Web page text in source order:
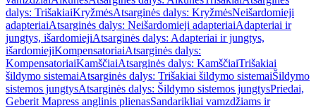
dalys: TrišakiaiKryžmėsAtsarginės dalys: KryžmėsNeišardomieji
adapteriaiAtsarginės dalys: Neišardomieji adapteriaiAdapteriai ir
jungtys, išardomiejiAtsarginės dalys: Adapteriai ir jungtys,
išardomiejiKompensatoriaiAtsarginės dalys:
KompensatoriaiKamščiaiAtsarginės dalys: KamščiaiTrišakiai
šildymo sistemaiAtsarginės dalys: Trišakiai šildymo sistemaiŠildymo
sistemos jungtysAtsarginės dalys: Šildymo sistemos jungtysPriedai,
Geberit Mapress anglinis plienasSandarikliai vamzdžiams ir